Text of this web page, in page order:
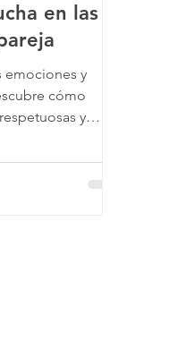
en las
emociones y
cómo
y